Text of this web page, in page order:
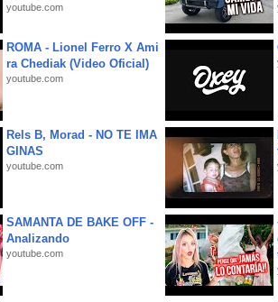
youtube.com
ROMA - Lionel Ferro X Ami
ra Chediak (Video Oficial)
youtube.com
Rels B, Morad - NO TE IMA
GINAS
youtube.com
SAMANTA DE BAKE OFF -
Analizando
youtube.com